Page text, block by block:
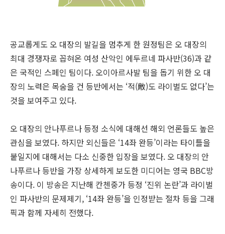
공교롭게도 오 대장의 발길을 멈추게 한 원정팀은 오 대장의
최대 경쟁자로 꼽혀온 여성 산악인 에두르네 파사반(36)과 같
은 국적인 스페인 팀이다. 오이아르사발 팀을 돕기 위한 오 대
장의 노력은 목숨을 건 등반에서는 ‘적(敵)도 라이벌도 없다’는
것을 보여주고 있다.
오 대장의 안나푸르나 등정 소식에 대해선 해외 언론들도 높은
관심을 보였다. 하지만 외신들은 ‘14좌 완등’이라는 타이틀을
붙일지에 대해서는 다소 신중한 입장을 보였다. 오 대장의 안
나푸르나 등반을 가장 상세하게 보도한 미디어는 영국 BBC방
송이다. 이 방송은 지난해 칸첸중가 등정 ‘진위 논란’과 라이벌
인 파사반의 문제제기, ‘14좌 완등’을 인정받는 절차 등을 그래
픽과 함께 자세히 전했다.